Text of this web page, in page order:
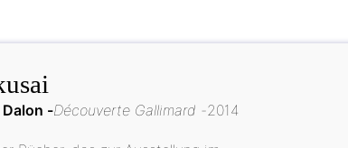
Découverte Gallimard 2014